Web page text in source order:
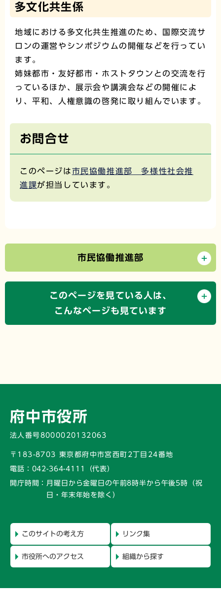
多文化共生係
地域における多文化共生推進のため、国際交流サ
ロンの運営やシンポジウムの開催などを行ってい
ます。
姉妹都市・友好都市・ホストタウンとの交流を行
っているほか、展示会や講演会などの開催によ
り、平和、人権意識の啓発に取り組んでいます。
お問合せ
このページは市民協働推進部 多様性社会推
進課が担当しています。
市民協働推進部
このページを見ている人は、
こんなページも見ています
府中市役所
法人番号8000020132063
〒183-8703 東京都府中市宮西町2丁目24番地
電話： 042-364-4111（代表）
開庁時間： 月曜日から金曜日の午前8時半から午後5時 （祝
日・年末年始を除く）
このサイトの考え方 リンク集
市役所へのアクセス 組織から探す